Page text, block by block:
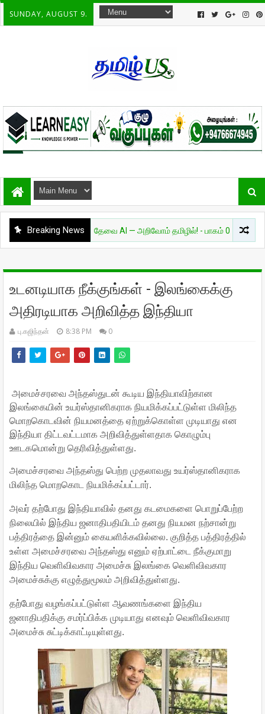
SUNDAY, AUGUST 9.
Breaking News
அறிவியல் தேவை AI — அறிவோம் தமிழில்! - பாகம் 01
உடனடியாக நீக்குங்கள் - இலங்கைக்கு
அதிரடியாக அறிவித்த இந்தியா
பு.கஜிந்தன் 8:38 PM 0
அமைச்சரவை அந்தஸ்துடன் கூடிய இந்தியாவிற்கான
இலங்கையின் உயர்ஸ்தானிகராக நியமிக்கப்பட்டுள்ள மிலிந்த
மொறகொடவின் நியமனத்தை ஏற்றுக்கொள்ள முடியாது என
இந்தியா திட்டவட்டமாக அறிவித்துள்ளதாக கொழும்பு
ஊடகமொன்று தெரிவித்துள்ளது.
அமைச்சரவை அந்தஸ்து பெற்ற முதலாவது உயர்ஸ்தானிகராக
மிலிந்த மொறகொட நியமிக்கப்பட்டார்.
அவர் தற்போது இந்தியாவில் தனது கடமைகளை பொறுப்பேற்ற
நிலையில் இந்திய ஜனாதிபதியிடம் தனது நியமன நற்சான்று
பத்திரத்தை இன்னும் கையளிக்கவில்லை. குறித்த பத்திரத்தில்
உள்ள அமைச்சரவை அந்தஸ்து எனும் ஏற்பாட்டை நீக்குமாறு
இந்திய வெளிவிவகார அமைச்சு இலங்கை வெளிவிவகார
அமைச்சுக்கு எழுத்துமூலம் அறிவித்துள்ளது.
தற்போது வழங்கப்பட்டுள்ள ஆவணங்களை இந்திய
ஜனாதிபதிக்கு சமர்ப்பிக்க முடியாது எனவும் வெளிவிவகார
அமைச்சு சுட்டிக்காட்டியுள்ளது.